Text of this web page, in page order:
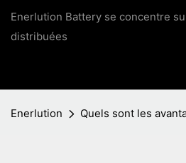
Enerlution Battery se concentre
distribuées
Enerlution Quels sont les